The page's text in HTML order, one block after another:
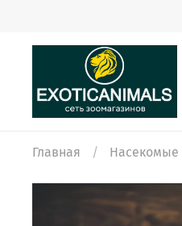
Главная Насекомые